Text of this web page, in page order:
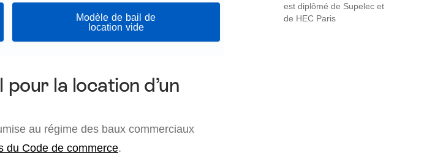
Modèle de bail de
location vide
la location d’un
au régime des baux commerciaux
du Code de commerce.
est diplômé de Supelec et
de HEC Paris